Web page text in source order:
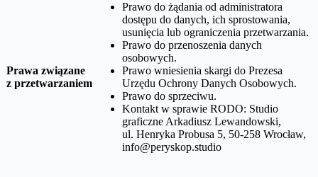
Prawa związane
z przetwarzaniem
Prawo do żądania od administratora
dostępu do danych, ich sprostowania,
usunięcia lub ograniczenia przetwarzania.
Prawo do przenoszenia danych
osobowych.
Prawo wniesienia skargi do Prezesa
Urzędu Ochrony Danych Osobowych.
Prawo do sprzeciwu.
Kontakt w sprawie RODO: Studio
graficzne Arkadiusz Lewandowski,
ul. Henryka Probusa 5, 50-258 Wrocław,
info@peryskop.studio